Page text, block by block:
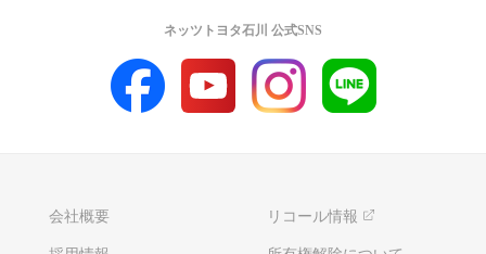
会社概要 リコール情報
ネッツトヨタ石川 公式SNS